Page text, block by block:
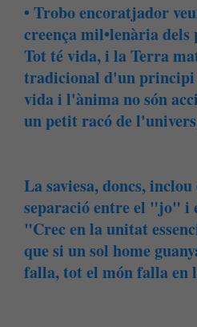
• Trobo encoratjador
creença mil•lenària
Tot té vida, i la Terra
tradicional d'un principi
vida i l'ànima no són
un petit racó de
La saviesa, doncs,
separació entre el "jo" i
"Crec en la unitat
que si un sol home
falla, tot el món falla en